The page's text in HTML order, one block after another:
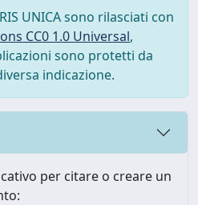
UNICA sono rilasciati con
CC0 1.0 Universal,
sono protetti da
indicazione.
per citare o creare un